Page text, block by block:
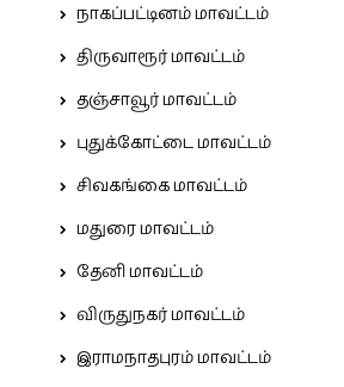
நாகப்பட்டினம் மாவட்டம்
திருவாரூர் மாவட்டம்
தஞ்சாவூர் மாவட்டம்
புதுக்கோட்டை மாவட்டம்
சிவகங்கை மாவட்டம்
மதுரை மாவட்டம்
தேனி மாவட்டம்
விருதுநகர் மாவட்டம்
இராமநாதபுரம் மாவட்டம்